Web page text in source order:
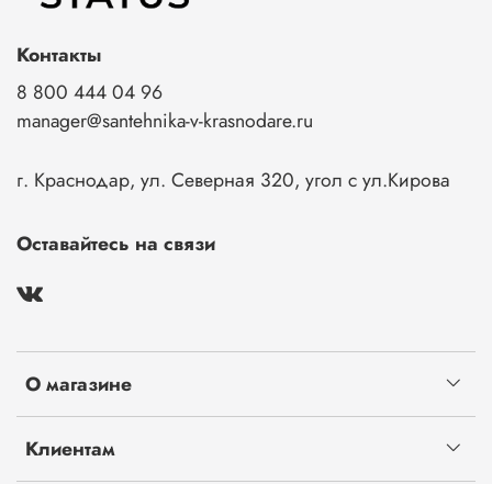
О магазине
Клиентам
Контакты
8 800 444 04 96
manager@santehnika-v-krasnodare.ru
г. Краснодар, ул. Северная 320, угол с ул.Кирова
Оставайтесь на связи